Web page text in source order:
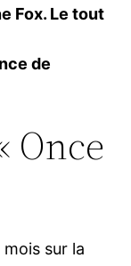
Fox. Le tout
de
Once
sur la